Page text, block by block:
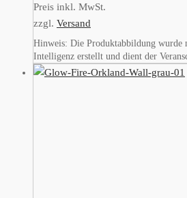
Preis inkl. MwSt.
zzgl. Versand
Hinweis: Die Produktabbildung wurde
Intelligenz erstellt und dient der